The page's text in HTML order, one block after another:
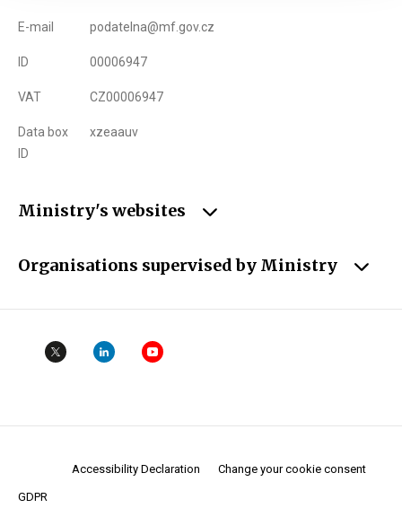
E-mail podatelna@mf.gov.cz
ID 00006947
VAT CZ00006947
Data box
ID
xzeaauv
Ministry's websites
Organisations supervised by Ministry
Accessibility Declaration Change your cookie consent
GDPR